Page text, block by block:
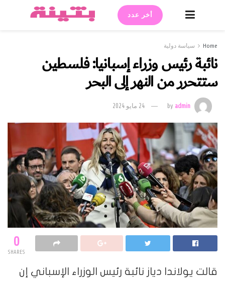
أخر عدد
Home سياسة دولية
نائبة رئيس وزراء إسبانيا: فلسطين
ستتحرر من النهر إلى البحر
byadmin 24 مايو 2024
0
SHARES
قالت يولاندا دياز نائبة رئيس الوزراء الإسباني إن